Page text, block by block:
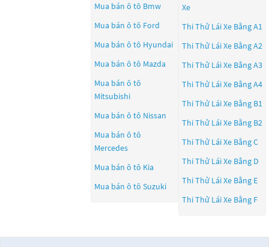
Mua bán ô tô Bmw
Mua bán ô tô Ford
Mua bán ô tô Hyundai
Mua bán ô tô Mazda
Mua bán ô tô
Mitsubishi
Mua bán ô tô Nissan
Mua bán ô tô
Mercedes
Mua bán ô tô Kia
Mua bán ô tô Suzuki
Xe
Thi Thử Lái Xe Bằng A1
Thi Thử Lái Xe Bằng A2
Thi Thử Lái Xe Bằng A3
Thi Thử Lái Xe Bằng A4
Thi Thử Lái Xe Bằng B1
Thi Thử Lái Xe Bằng B2
Thi Thử Lái Xe Bằng C
Thi Thử Lái Xe Bằng D
Thi Thử Lái Xe Bằng E
Thi Thử Lái Xe Bằng F